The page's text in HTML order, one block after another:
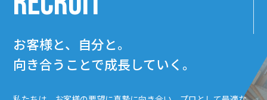
お客様と、自分と。
向き合うことで成長していく。